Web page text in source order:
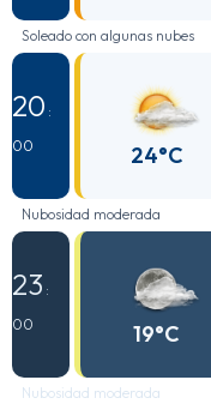
Soleado con algunas nubes
20 :
00
24°C
Nubosidad moderada
23 :
00
19°C
Nubosidad moderada